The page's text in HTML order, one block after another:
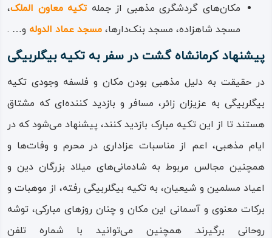
حتی دورتر از آن ریشه دوانده است.
عمارت فراش‌ باشی، یا به زبان متداول و امروزه کرمانشاهیان،
تکیه بیگلربیگی رستاخیزی حیرت‌ افزا و لذت‌ آفرین از هم‌
جواری آب و آینه و آداب مذهبی – ملی در فرهنگ اسلامی –
ایرانیست.
صحن‌ها و ورودی‌های تکیه بیگلربیگی
تکیه بیگلر بیگی یک ورودی اصلی و بزرگ با سردرها و جوانب
مقرنس‌ کاری شده و تزیینات گچبری دارد و علاوه بر این ورودی
اصلی، دو ورودی فرعی و ساده نیز در جوانب بنا تعبیه شده
است.
مکان‌های گردشگری مذهبی از جملهتکیه معاون‌ الملک،
مسجد شاهزاده، مسجد بنک‌دارها، مسجد عماد الدوله و… .
پیشنهاد کرمانشاه گشت در سفر به تکیه بیگلربیگی
در حقیقت به دلیل مذهبی بودن مکان و فلسفه وجودی تکیه
بیگلربیگی به عزیزان زائر، مسافر و بازدید کننده‌ای که مشتاق
هستند تا از این تکیه مبارک بازدید کنند، پیشنهاد می‌شود که در
ایام مذهبی، اعم از مناسبات عزاداری در محرم و وفات‌ها و
همچنین مجالس مربوط به شادمانی‌های میلاد بزرگان دین و
اعیاد مسلمین و شیعیان، به تکیه بیگلربیگی رفته، از موهبات و
برکات معنوی و آسمانی این مکان و چنان روزهای مبارکی، توشه
روحانی برگیرند. همچنین می‌توانید با شماره تلفن